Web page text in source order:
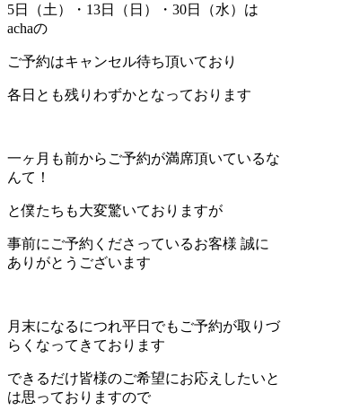
5日（土）・13日（日）・30日（水）は
achaの
ご予約はキャンセル待ち頂いており
各日とも残りわずかとなっております
一ヶ月も前からご予約が満席頂いているな
んて！
と僕たちも大変驚いておりますが
事前にご予約くださっているお客様 誠に
ありがとうございます
月末になるにつれ平日でもご予約が取りづ
らくなってきております
できるだけ皆様のご希望にお応えしたいと
は思っておりますので